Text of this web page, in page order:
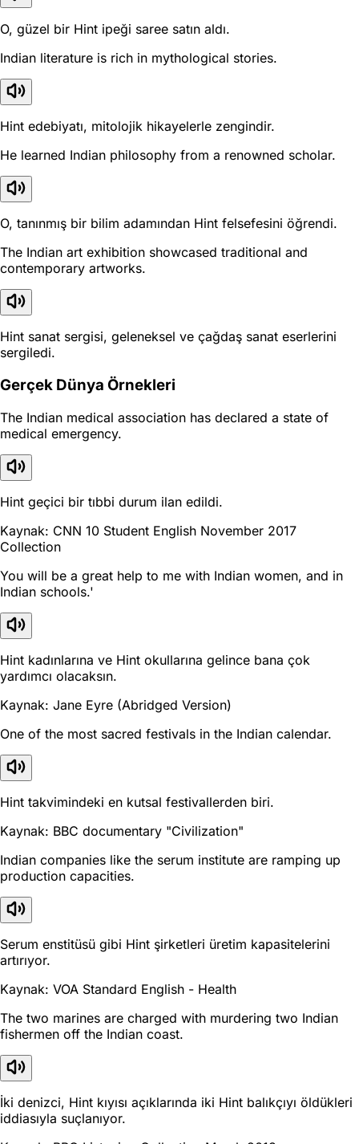
O, güzel bir Hint ipeği saree satın aldı.
Indian literature is rich in mythological stories.
Hint edebiyatı, mitolojik hikayelerle zengindir.
He learned Indian philosophy from a renowned scholar.
O, tanınmış bir bilim adamından Hint felsefesini öğrendi.
The Indian art exhibition showcased traditional and
contemporary artworks.
Hint sanat sergisi, geleneksel ve çağdaş sanat eserlerini
sergiledi.
Gerçek Dünya Örnekleri
The Indian medical association has declared a state of
medical emergency.
Hint geçici bir tıbbi durum ilan edildi.
Kaynak: CNN 10 Student English November 2017
Collection
You will be a great help to me with Indian women, and in
Indian schools.'
Hint kadınlarına ve Hint okullarına gelince bana çok
yardımcı olacaksın.
Kaynak: Jane Eyre (Abridged Version)
One of the most sacred festivals in the Indian calendar.
Hint takvimindeki en kutsal festivallerden biri.
Kaynak: BBC documentary "Civilization"
Indian companies like the serum institute are ramping up
production capacities.
Serum enstitüsü gibi Hint şirketleri üretim kapasitelerini
artırıyor.
Kaynak: VOA Standard English - Health
The two marines are charged with murdering two Indian
fishermen off the Indian coast.
İki denizci, Hint kıyısı açıklarında iki Hint balıkçıyı öldükleri
iddiasıyla suçlanıyor.